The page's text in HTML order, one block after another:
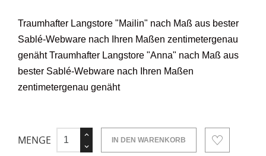
Traumhafter Langstore "Mailin" nach Maß aus bester
Sablé-Webware nach Ihren Maßen zentimetergenau
genähtTraumhafter Langstore "Anna" nach Maß aus
bester Sablé-Webware nach Ihren Maßen
zentimetergenau genäht
MENGE IN DEN WARENKORB